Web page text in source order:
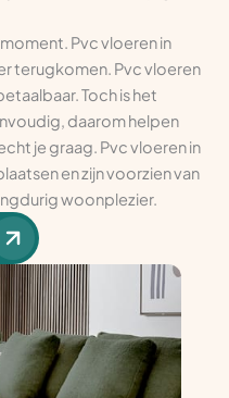
Pvc vloeren in
terugkomen. Pvc vloeren
Toch is het
daarom helpen
je graag. Pvc vloeren in
en zijn voorzien van
woonplezier.